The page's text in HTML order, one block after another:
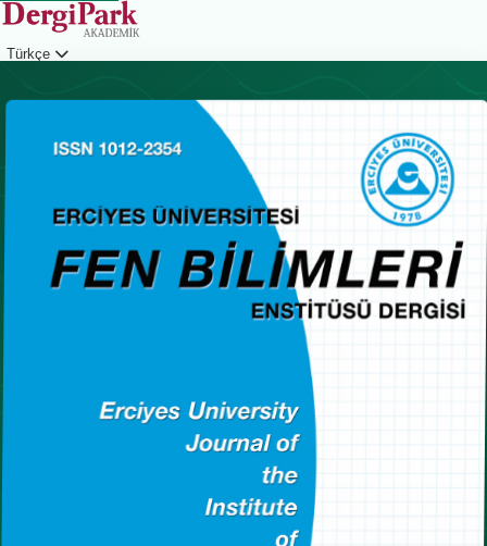
Türkçe